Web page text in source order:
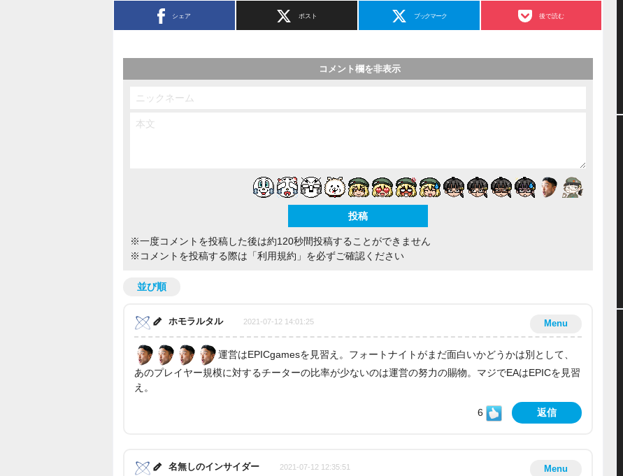
シェア ポスト ブックマーク 後で読む
コメント欄を非表示
※一度コメントを投稿した後は約120秒間投稿することができません
※コメントを投稿する際は 「利用規約」 を必ずご確認ください
並び順
Menu
ホモラルタル 2021-07-12 14:01:25
運営はEPICgamesを見習え。フォートナイトがまだ面白いかどうかは別として、
あのプレイヤー規模に対するチーターの比率が少ないのは運営の努力の賜物。マジでEAはEPICを見習
え。
6 返信
Menu
名無しのインサイダー 2021-07-12 12:35:51